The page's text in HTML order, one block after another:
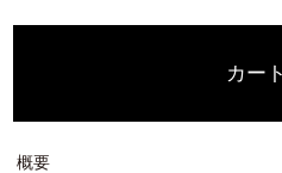
カー
概要